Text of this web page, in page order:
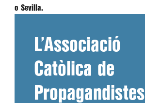
o Sevilla.
L’Associació
Catòlica de
Propagandistes